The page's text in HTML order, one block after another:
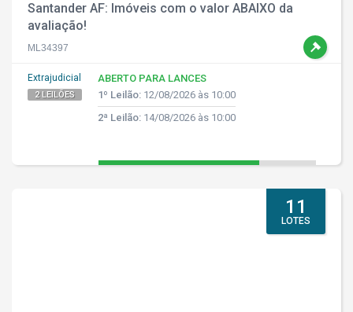
Santander AF: Imóveis com o valor ABAIXO da
avaliação!
ML34397
Extrajudicial
2 LEILÕES
ABERTO PARA LANCES
1º Leilão: 12/08/2026 às 10:00
2ª Leilão: 14/08/2026 às 10:00
11
LOTES